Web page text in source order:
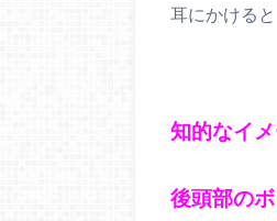
耳にかける
知的なイ
後頭部の